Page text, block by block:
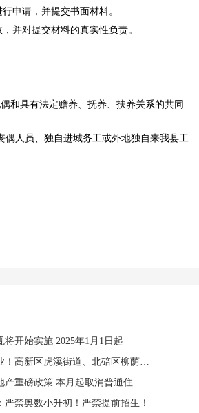
申请，并提交书面材料。
并对提交材料的真实性负责。
和具有法定赡养、抚养、扶养关系的共同
偶人员、独自进城务工或外地独自来我县工
将开始实施 2025年1月1日起
严禁奥数小升初！严禁提前招生！